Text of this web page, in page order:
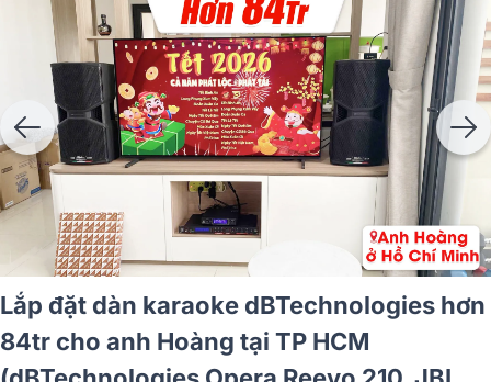
Lắp đặt dàn karaoke dBTechnologies hơn
84tr cho anh Hoàng tại TP HCM